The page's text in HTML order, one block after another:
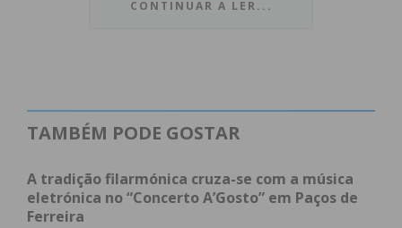
e o BE teve 1,40% (616 votos).
CONTINUAR A LER...
TAMBÉM PODE GOSTAR
A tradição filarmónica cruza-se com a música
eletrónica no “Concerto A’Gosto” em Paços de
Ferreira